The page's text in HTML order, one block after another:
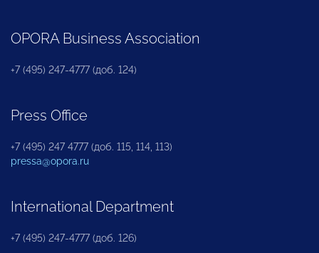
OPORA Business Association
+7 (495) 247-4777 (доб. 124)
Press Office
+7 (495) 247 4777 (доб. 115, 114, 113)
pressa@opora.ru
International Department
+7 (495) 247-4777 (доб. 126)